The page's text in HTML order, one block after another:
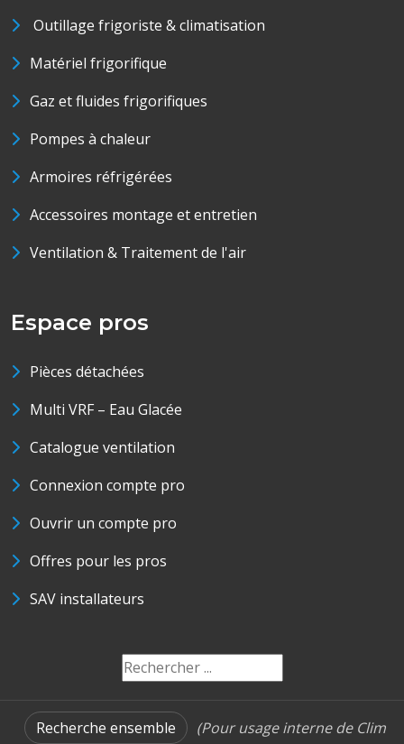
Outillage frigoriste & climatisation
Matériel frigorifique
Gaz et fluides frigorifiques
Pompes à chaleur
Armoires réfrigérées
Accessoires montage et entretien
Ventilation & Traitement de l'air
Espace pros
Pièces détachées
Multi VRF – Eau Glacée
Catalogue ventilation
Connexion compte pro
Ouvrir un compte pro
Offres pour les pros
SAV installateurs
Recherche ensemble (Pour usage interne de Clim